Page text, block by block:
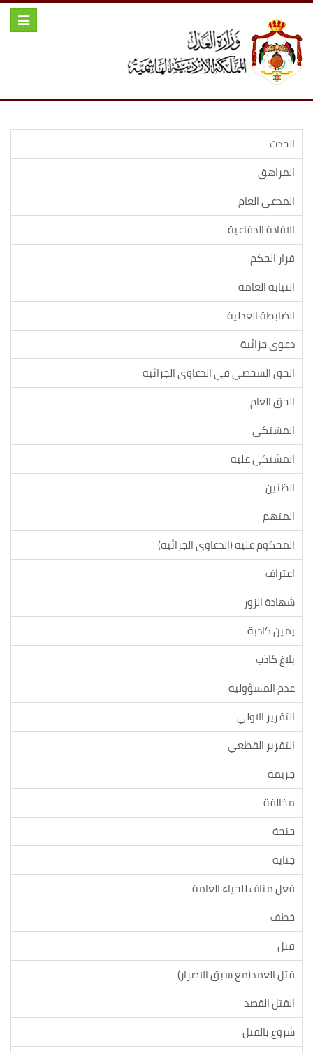
Toggle
الحدث
المراهق
المدعي العام
الافادة الدفاعية
قرار الحكم
النيابة العامة
الضابطة العدلية
دعوى جزائية
الحق الشخصي في الدعاوى الجزائية
الحق العام
المشتكي
المشتكي عليه
الظنين
المتهم
المحكوم عليه (الدعاوى الجزائية)
اعتراف
شهادة الزور
يمين كاذبة
بلاغ كاذب
عدم المسؤولية
التقرير الاولي
التقرير القطعي
جريمة
مخالفة
جنحة
جناية
فعل مناف للحياء العامة
خطف
قتل
قتل العمد(مع سبق الاصرار)
القتل القصد
شروع بالقتل